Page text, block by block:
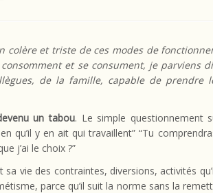
colère et triste de ces modes de
et se consument, je parviens
de la famille, capable de prendre
un tabou. Le simple questionnement
qu’il y en ait qui travaillent” “Tu
j’ai le choix ?”
sa vie des contraintes, diversions, activités
parce qu’il suit la norme sans la